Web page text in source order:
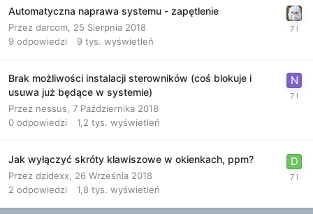
Automatyczna naprawa systemu - zapętlenie
Przez darcom 25 Sierpnia 2018
9 odpowiedzi 9 tys. wyświetleń
Brak możliwości instalacji sterowników (coś blokuje i
usuwa już będące w systemie)
Przez nessus 7 Października 2018
0 odpowiedzi 1,2 tys. wyświetleń
Jak wyłączyć skróty klawiszowe w okienkach, ppm?
Przez dzidexx
26 Września 2018
2 odpowiedzi 1,8 tys. wyświetleń